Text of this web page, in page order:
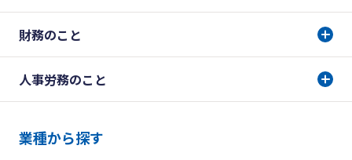
財務のこと
人事労務のこと
業種から探す